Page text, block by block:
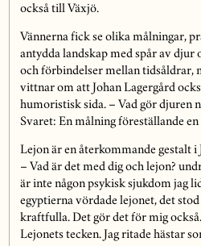
också till Växjö.
Vännerna fick se olika målningar,
antydda landskap med spår av djur
och förbindelser mellan tidsåldrar,
vittnar om att Johan Lagergård
humoristisk sida. – Vad gör djuren
Svaret: En målning föreställande en
Lejon är en återkommande gestalt i
– Vad är det med dig och lejon?
är inte någon psykisk sjukdom jag
egyptierna vördade lejonet, det
kraftfulla. Det gör det för mig
Lejonets tecken. Jag ritade hästar